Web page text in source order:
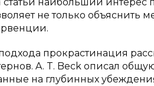
не только объяснить
прокрастинация
A. T. Beck описал
на глубинных